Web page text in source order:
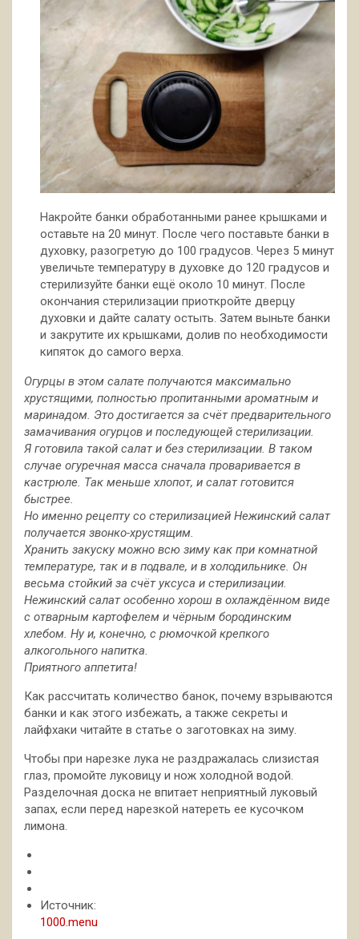
Накройте банки обработанными ранее крышками и
оставьте на 20 минут. После чего поставьте банки в
духовку, разогретую до 100 градусов. Через 5 минут
увеличьте температуру в духовке до 120 градусов и
стерилизуйте банки ещё около 10 минут. После
окончания стерилизации приоткройте дверцу
духовки и дайте салату остыть. Затем выньте банки
и закрутите их крышками, долив по необходимости
кипяток до самого верха.
Огурцы в этом салате получаются максимально
хрустящими, полностью пропитанными ароматным и
маринадом. Это достигается за счёт предварительного
замачивания огурцов и последующей стерилизации.
Я готовила такой салат и без стерилизации. В таком
случае огуречная масса сначала проваривается в
кастрюле. Так меньше хлопот, и салат готовится
быстрее.
Но именно рецепту со стерилизацией Нежинский салат
получается звонко-хрустящим.
Хранить закуску можно всю зиму как при комнатной
температуре, так и в подвале, и в холодильнике. Он
весьма стойкий за счёт уксуса и стерилизации.
Нежинский салат особенно хорош в охлаждённом виде
с отварным картофелем и чёрным бородинским
хлебом. Ну и, конечно, с рюмочкой крепкого
алкогольного напитка.
Приятного аппетита!
Как рассчитать количество банок, почему взрываются
банки и как этого избежать, а также секреты и
лайфхаки читайте в статье о заготовках на зиму.
Чтобы при нарезке лука не раздражалась слизистая
глаз, промойте луковицу и нож холодной водой.
Разделочная доска не впитает неприятный луковый
запах, если перед нарезкой натереть ее кусочком
лимона.
Источник:
1000.menu